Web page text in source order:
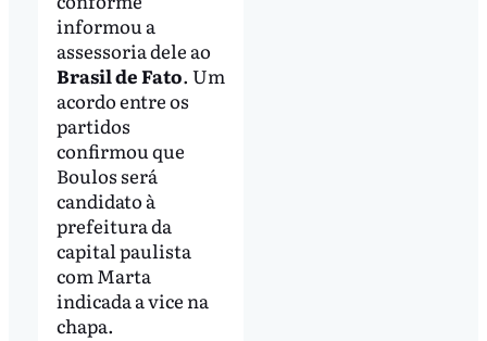
informou a
assessoria dele ao
Brasil de Fato. Um
acordo entre os
partidos
confirmou que
Boulos será
candidato à
prefeitura da
capital paulista
com Marta
indicada a vice na
chapa.